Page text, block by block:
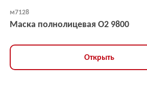
м7128
Маска полнолицевая O2 9800
Открыть